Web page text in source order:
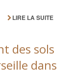
LIRE LA SUITE
des sols
dans